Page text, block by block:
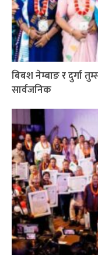
बिबश नेम्बाङ र दुर्गा
सार्वजनिक